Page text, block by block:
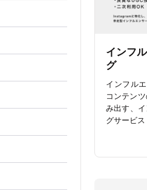
インフ
グ
インフル
コンテン
み出す、
グサービス